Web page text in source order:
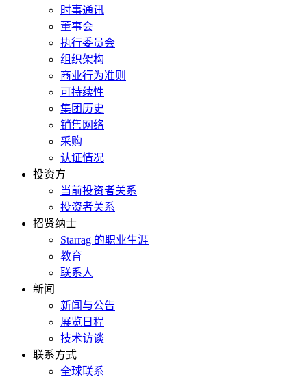
时事通讯
董事会
执行委员会
组织架构
商业行为准则
可持续性
集团历史
销售网络
采购
认证情况
投资方
当前投资者关系
投资者关系
招贤纳士
Starrag 的职业生涯
教育
联系人
新闻
新闻与公告
展览日程
技术访谈
联系方式
全球联系